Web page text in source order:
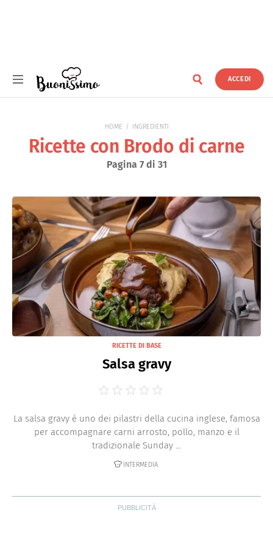
ACCEDI
HOME INGREDIENTI
Ricette con Brodo di carne
Pagina 7 di 31
RICETTE DI BASE
Salsa gravy
La salsa gravy è uno dei pilastri della cucina inglese, famosa
per accompagnare carni arrosto, pollo, manzo e il
tradizionale Sunday ...
INTERMEDIA